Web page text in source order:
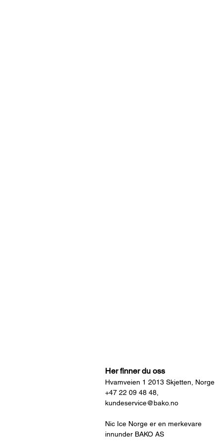
Her finner du oss
Hvamveien 1 2013 Skjetten, Norge
+47 22 09 48 48,
kundeservice@bako.no
Nic Ice Norge er en merkevare
innunder BAKO AS